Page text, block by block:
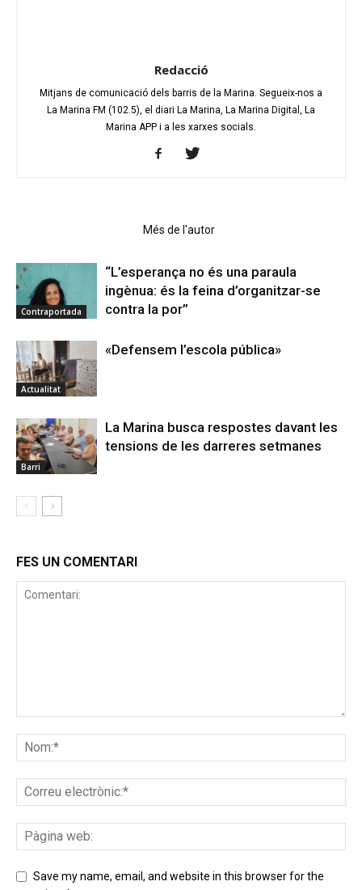
Redacció
Mitjans de comunicació dels barris de la Marina. Segueix-nos a
La Marina FM (102.5), el diari La Marina, La Marina Digital, La
Marina APP i a les xarxes socials.
Més de l'autor
Contraportada
“L’esperança no és una paraula
ingènua: és la feina d’organitzar-se
contra la por”
Actualitat
«Defensem l’escola pública»
Barri
La Marina busca respostes davant les
tensions de les darreres setmanes
FES UN COMENTARI
Save my name, email, and website in this browser for the